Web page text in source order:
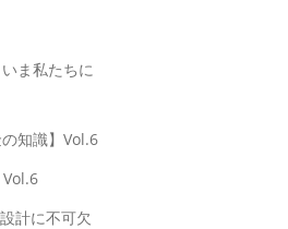
ま私たちに
の知識】Vol.6
Vol.6
計に不可欠